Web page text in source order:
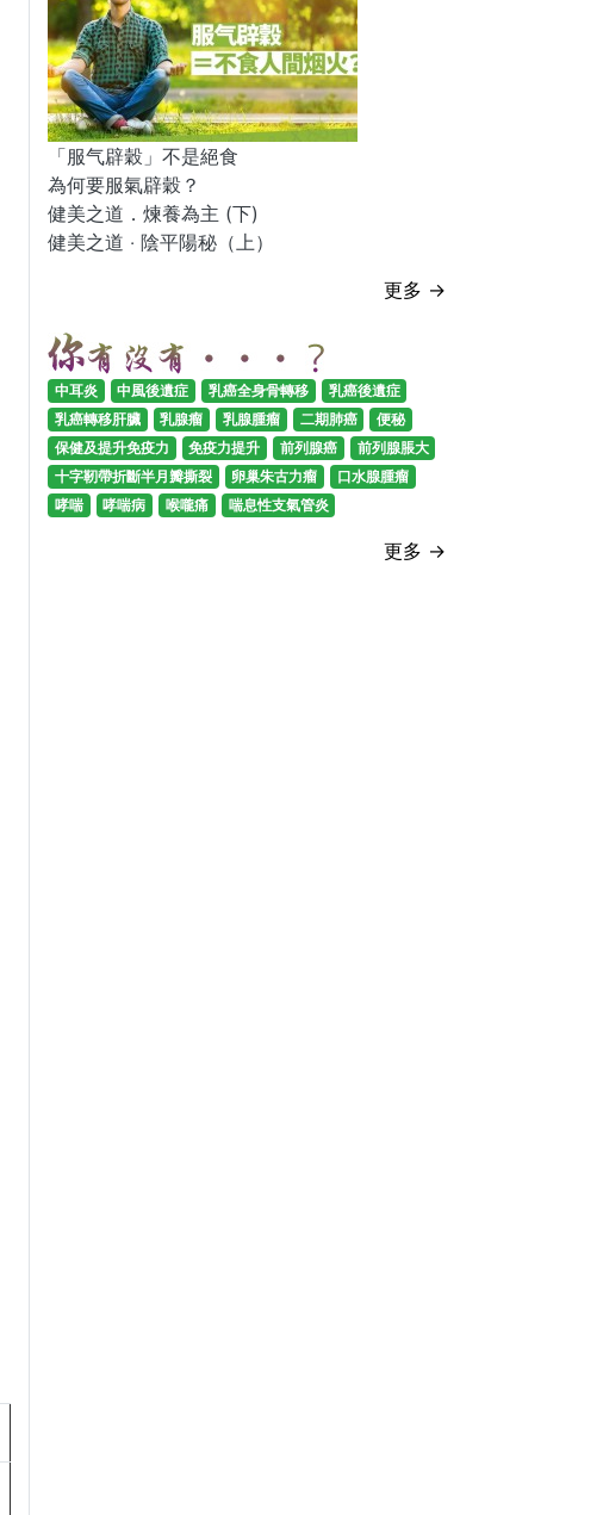
「服气辟穀」不是絕食
為何要服氣辟穀？
健美之道．煉養為主 (下)
健美之道 ‧ 陰平陽秘（上）
更多 →
中耳炎 中風後遺症 乳癌全身骨轉移
乳癌後遺症
乳癌轉移肝臟
乳腺瘤 乳腺腫瘤 二期肺癌
便秘
保健及提升免疫力
免疫力提升 前列腺癌
前列腺脹大
十字靭帶折斷半月瓣撕裂
卵巢朱古力瘤
口水腺腫瘤
哮喘
哮喘病 喉嚨痛 喘息性支氣管炎
更多 →